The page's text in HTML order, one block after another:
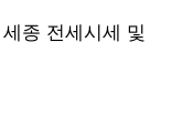
종 전세시세 및